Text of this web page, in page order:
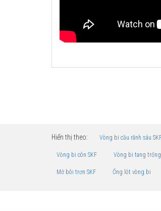
Hiển thị theo: Vòng bi cầu rãnh sâu
Vòng bi côn SKF Vòng bi tang trống
Mỡ bôi trơn SKF Ống lót vòng bi